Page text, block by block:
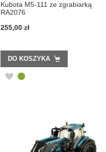
Kubota M5-111 ze zgrabiarką
RA2076
255,00 zł
DO KOSZYKA
DODAJ